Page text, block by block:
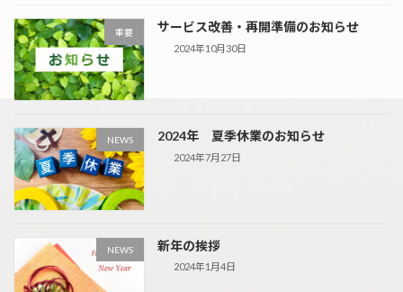
重要 サービス改善・再開準備のお知らせ
2024年10月30日
NEWS 2024年 夏季休業のお知らせ
2024年7月27日
NEWS 新年の挨拶
2024年1月4日